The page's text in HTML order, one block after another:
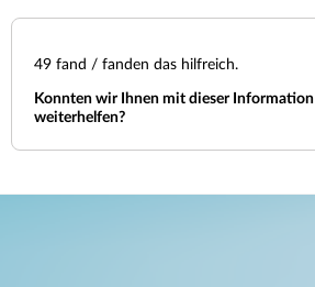
49 fand / fanden das hilfreich.
Konnten wir Ihnen mit dieser Information
weiterhelfen?